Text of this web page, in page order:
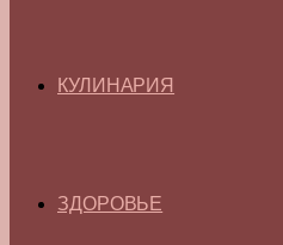
КУЛИНАРИЯ
ЗДОРОВЬЕ